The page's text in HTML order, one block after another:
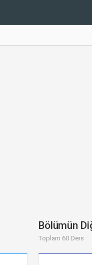
Bölümün
Toplam 60 Ders